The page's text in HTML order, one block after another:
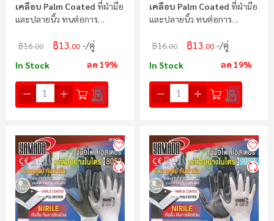
เคลือบ Palm Coated ที่ฝ่ามือ
และปลายนิ้ว ทนต่อการ
฿16.00 ฿13.00 /คู่
In Stock ลด 19%
เคลือบ Palm Coated ที่ฝ่ามือ
และปลายนิ้ว ทนต่อการ
฿16.00 ฿13.00 /คู่
In Stock ลด 19%